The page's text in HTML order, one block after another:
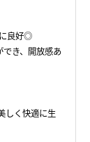
良好◎
き、開放感あ
しく快適に生